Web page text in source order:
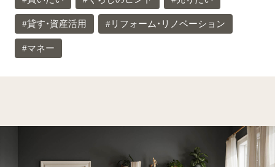
#貸す・資産活用 #リフォーム・リノベーション
#マネー